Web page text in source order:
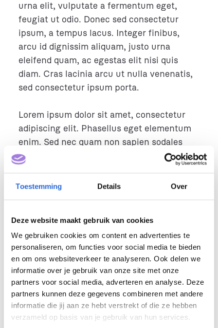
Toestemming Details Over
Deze website maakt gebruik van cookies
We gebruiken cookies om content en advertenties te
personaliseren, om functies voor social media te bieden
en om ons websiteverkeer te analyseren. Ook delen we
informatie over je gebruik van onze site met onze
partners voor social media, adverteren en analyse. Deze
partners kunnen deze gegevens combineren met andere
informatie die jij aan ze hebt verstrekt of die ze hebben
verzameld op basis van je gebruik van hun services.
urna elit, vulputate a fermentum eget,
feugiat ut odio. Donec sed consectetur
ipsum, a tempus lacus. Integer finibus,
arcu id dignissim aliquam, justo urna
eleifend quam, ac egestas elit nisi quis
diam. Cras lacinia arcu ut nulla venenatis,
sed consectetur ipsum porta.
Lorem ipsum dolor sit amet, consectetur
adipiscing elit. Phasellus eget elementum
enim. Sed nec quam non sapien sodales
egestas. Lorem ipsum dolor sit amet,
consectetur adipiscing elit. Fusce in erat
pellentesque, maximus est a, commodo leo.
feugiat ut odio. Donec sed consectetur
ipsum, a tempus lacus. Integer finibus,
arcu id dignissim aliquam, justo urna
eleifend quam, ac egestas elit nisi quis
diam. Cras lacinia arcu ut nulla venenatis,
sed consectetur ipsum porta.
Bekijk alle interviews